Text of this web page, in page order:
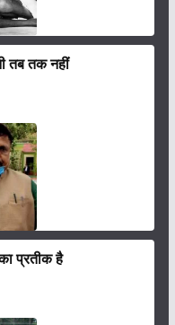
तब तक नहीं
प्रतीक है